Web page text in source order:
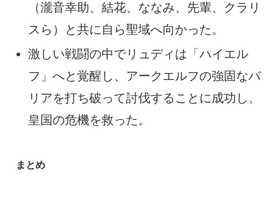
（瀧音幸助、結花、ななみ、先輩、クラリ
スら）と共に自ら聖域へ向かった。
激しい戦闘の中でリュディは「ハイエル
フ」へと覚醒し、アークエルフの強固なバ
リアを打ち破って討伐することに成功し、
皇国の危機を救った。
まとめ